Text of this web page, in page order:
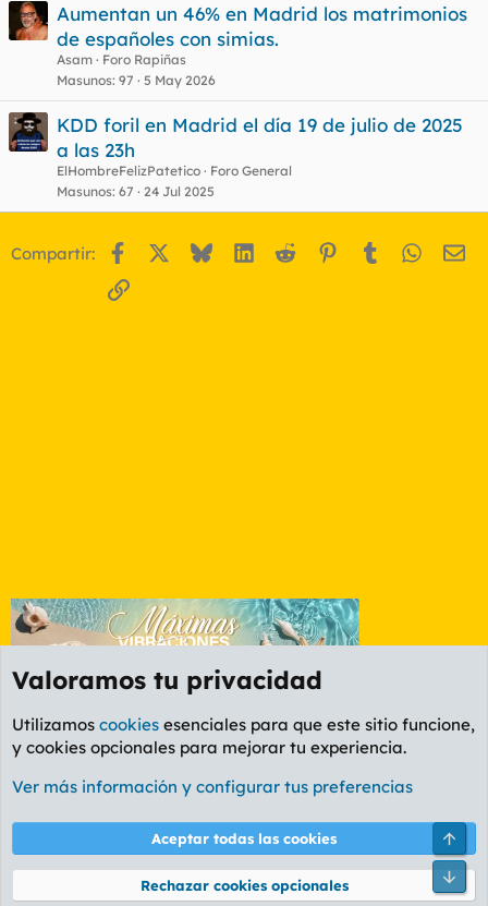
Aumentan un 46% en Madrid los matrimonios
de españoles con simias.
Asam
Foro Rapiñas
Masunos 97 5 May 2026
KDD foril en Madrid el día 19 de julio de 2025
a las 23h
ElHombreFelizPatetico
Foro General
Masunos 67 24 Jul 2025
Compartir: Facebook BlueskyLinkedIn
Reddit Pinterest
Tumblr
Enlace
Foro General
Cookies
PL OLDSTYLE AMARILLO
Términos y reglas Política de privacidad Ayuda
®
Valoramos tu privacidad
Utilizamos cookies esenciales para que este sitio funcione,
y cookies opcionales para mejorar tu experiencia.
Ver más información y configurar tus preferencias
Aceptar todas las cookies
Rechazar cookies opcionales
Pie